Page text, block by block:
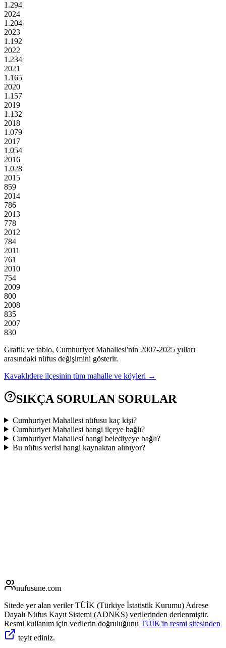
1.294
2024
1.204
2023
1.192
2022
1.234
2021
1.165
2020
1.157
2019
1.132
2018
1.079
2017
1.054
2016
1.028
2015
859
2014
786
2013
778
2012
784
2011
761
2010
754
2009
800
2008
835
2007
830
Grafik ve tablo, Cumhuriyet Mahallesi'nin 2007-2025 yılları
arasındaki nüfus değişimini gösterir.
Kavaklıdere ilçesinin tüm mahalle ve köyleri →
SIKÇA SORULAN SORULAR
Cumhuriyet Mahallesi nüfusu kaç kişi?
Cumhuriyet Mahallesi hangi ilçeye bağlı?
Cumhuriyet Mahallesi hangi belediyeye bağlı?
Bu nüfus verisi hangi kaynaktan alınıyor?
nufusune.com
Sitede yer alan veriler TÜİK (Türkiye İstatistik Kurumu) Adrese
Dayalı Nüfus Kayıt Sistemi (ADNKS) verilerinden derlenmiştir.
Resmi kullanım için verilerin doğruluğunu TÜİK'in resmi sitesinden
teyit ediniz.